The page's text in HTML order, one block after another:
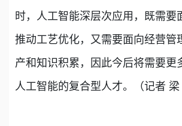
时，人工智能深层次应用，既需要
推动工艺优化，又需要面向经营管
产和知识积累，因此今后将需要更
人工智能的复合型人才。（记者 梁